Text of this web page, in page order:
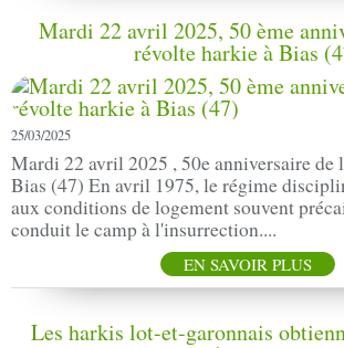
Mardi 22 avril 2025, 50 ème
révolte harkie à Bias
25/03/2025
Mardi 22 avril 2025 , 50e anniversaire de
Bias (47) En avril 1975, le régime
aux conditions de logement souvent
conduit le camp à l'insurrection....
EN SAVOIR PLUS
Les harkis lot-et-garonnais